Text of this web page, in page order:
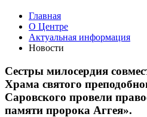
Главная
О Центре
Актуальная информация
Новости
Сестры милосердия
Храма святого
Саровского провели
памяти пророка Аггея».